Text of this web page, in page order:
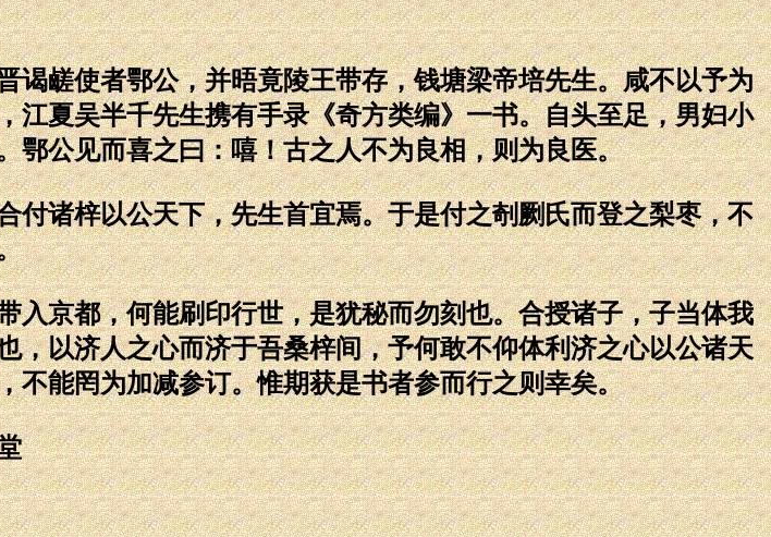
使者鄂公，并晤竟陵王带存，钱塘梁帝培先生。咸不以予为
夏吴半千先生携有手录《奇方类编》一书。自头至足，男妇小
鄂公见而喜之曰：嘻！古之人不为良相，则为良医。
梓以公天下，先生首宜焉。于是付之剞劂氏而登之梨枣，不
都，何能刷印行世，是犹秘而勿刻也。合授诸子，子当体我
以济人之心而济于吾桑梓间，予何敢不仰体利济之心以公诸天
不能罔为加减参订。惟期获是书者参而行之则幸矣。